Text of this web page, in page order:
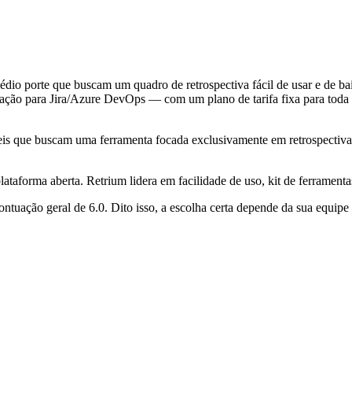
porte que buscam um quadro de retrospectiva fácil de usar e de
para Jira/Azure DevOps — com um plano de tarifa fixa para
que buscam uma ferramenta focada exclusivamente em
aberta. Retrium lidera em facilidade de uso, kit de
geral de 6.0. Dito isso, a escolha certa depende da sua